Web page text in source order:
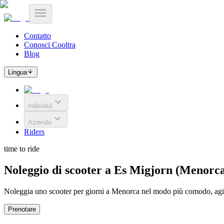
Contatto
Conosci Cooltra
Blog
Lingua
Individui
Aziende
Riders
time to ride
Noleggio di scooter a Es Migjorn
Noleggia uno scooter per giorni a Menorca nel modo più comodo,
Prenotare